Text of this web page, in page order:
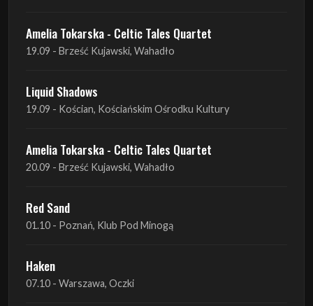
Liquid Shadows
19.09 - Kościan, Kościańskim Ośrodku Kultury
Amelia Tokarska - Celtic Tales Quartet
20.09 - Brześć Kujawski, Wahadło
Red Sand
Haken
Heretoir + Unreqvited + Nidare